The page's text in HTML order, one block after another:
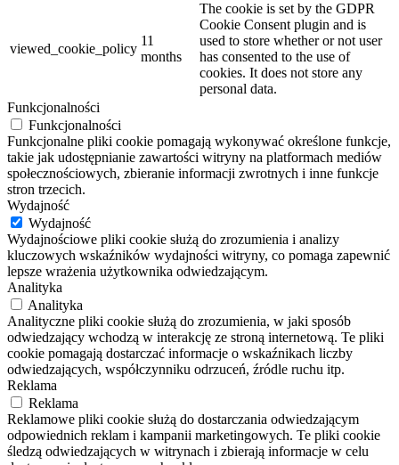
viewed_cookie_policy
11
months
The cookie is set by the GDPR
Cookie Consent plugin and is
used to store whether or not user
has consented to the use of
cookies. It does not store any
personal data.
Funkcjonalności
Funkcjonalności
Funkcjonalne pliki cookie pomagają wykonywać określone funkcje,
takie jak udostępnianie zawartości witryny na platformach mediów
społecznościowych, zbieranie informacji zwrotnych i inne funkcje
stron trzecich.
Wydajność
Wydajność
Wydajnościowe pliki cookie służą do zrozumienia i analizy
kluczowych wskaźników wydajności witryny, co pomaga zapewnić
lepsze wrażenia użytkownika odwiedzającym.
Analityka
Analityka
Analityczne pliki cookie służą do zrozumienia, w jaki sposób
odwiedzający wchodzą w interakcję ze stroną internetową. Te pliki
cookie pomagają dostarczać informacje o wskaźnikach liczby
odwiedzających, współczynniku odrzuceń, źródle ruchu itp.
Reklama
Reklama
Reklamowe pliki cookie służą do dostarczania odwiedzającym
odpowiednich reklam i kampanii marketingowych. Te pliki cookie
śledzą odwiedzających w witrynach i zbierają informacje w celu